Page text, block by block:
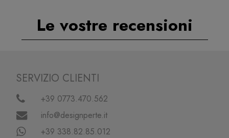
Le vostre recensioni
SERVIZIO CLIENTI
+39 0773.470.562
info@designperte.it
+39 338.82.85.012